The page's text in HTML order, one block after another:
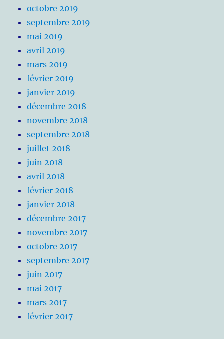
octobre 2019
septembre 2019
mai 2019
avril 2019
mars 2019
février 2019
janvier 2019
décembre 2018
novembre 2018
septembre 2018
juillet 2018
juin 2018
avril 2018
février 2018
janvier 2018
décembre 2017
novembre 2017
octobre 2017
septembre 2017
juin 2017
mai 2017
mars 2017
février 2017